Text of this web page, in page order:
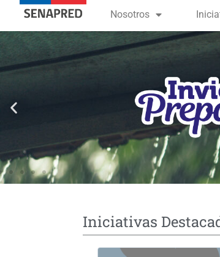
contenido
Nosotros
Iniciativas